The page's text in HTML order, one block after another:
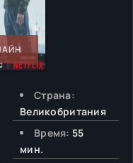
Страна:
Великобритания
Время: 55
мин.